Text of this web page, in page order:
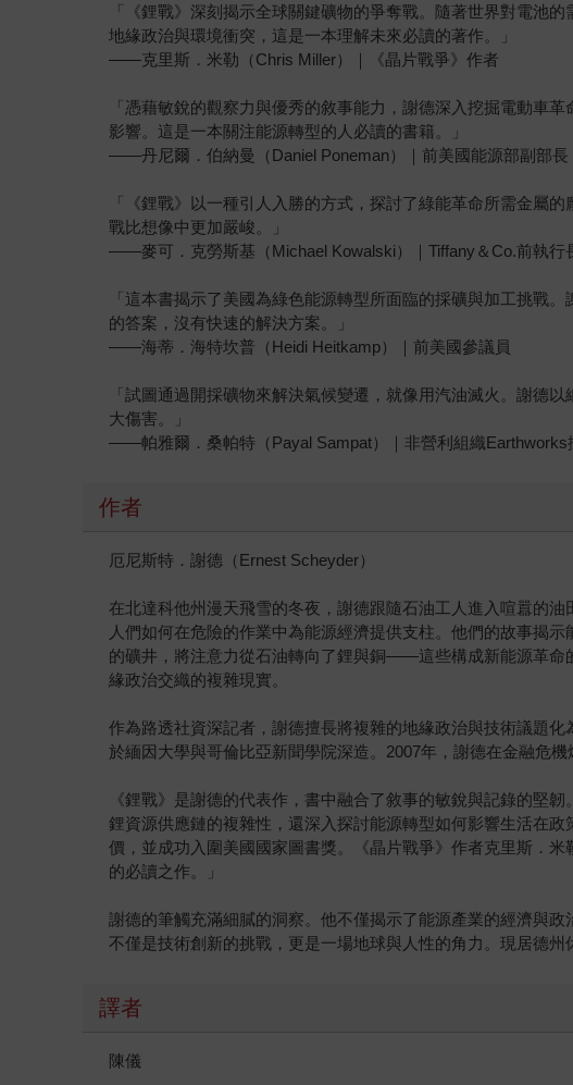
「《鋰戰》深刻揭示全球關鍵礦物的爭奪戰。隨著世界對電池
地緣政治與環境衝突，這是一本理解未來必讀的著作。」
——克里斯．米勒（Chris Miller）｜《晶片戰爭》作者
「憑藉敏銳的觀察力與優秀的敘事能力，謝德深入挖掘電動車
影響。這是一本關注能源轉型的人必讀的書籍。」
——丹尼爾．伯納曼（Daniel Poneman）｜前美國能源部副部長
「《鋰戰》以一種引人入勝的方式，探討了綠能革命所需金屬
戰比想像中更加嚴峻。」
——麥可．克勞斯基（Michael Kowalski）｜Tiffany＆Co.前執行
「這本書揭示了美國為綠色能源轉型所面臨的採礦與加工挑戰
的答案，沒有快速的解決方案。」
——海蒂．海特坎普（Heidi Heitkamp）｜前美國參議員
「試圖通過開採礦物來解決氣候變遷，就像用汽油滅火。謝德
大傷害。」
——帕雅爾．桑帕特（Payal Sampat）｜非營利組織Earthworks
作者
厄尼斯特．謝德（Ernest Scheyder）
在北達科他州漫天飛雪的冬夜，謝德跟隨石油工人進入喧囂的
人們如何在危險的作業中為能源經濟提供支柱。他們的故事揭
的礦井，將注意力從石油轉向了鋰與銅——這些構成新能源革命
緣政治交織的複雜現實。
作為路透社資深記者，謝德擅長將複雜的地緣政治與技術議題
於緬因大學與哥倫比亞新聞學院深造。2007年，謝德在金融危
《鋰戰》是謝德的代表作，書中融合了敘事的敏銳與記錄的堅
鋰資源供應鏈的複雜性，還深入探討能源轉型如何影響生活在
價，並成功入圍美國國家圖書獎。《晶片戰爭》作者克里斯．
的必讀之作。」
謝德的筆觸充滿細膩的洞察。他不僅揭示了能源產業的經濟與
不僅是技術創新的挑戰，更是一場地球與人性的角力。現居德
譯者
陳儀